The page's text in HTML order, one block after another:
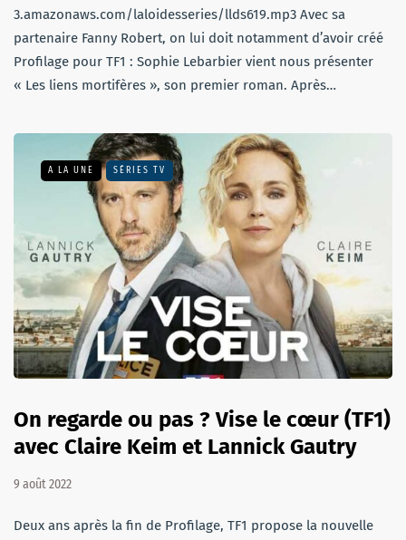
3.amazonaws.com/laloidesseries/llds619.mp3 Avec sa
partenaire Fanny Robert, on lui doit notamment d’avoir créé
Profilage pour TF1 : Sophie Lebarbier vient nous présenter
« Les liens mortifères », son premier roman. Après…
A LA UNE SÉRIES TV
On regarde ou pas ? Vise le cœur (TF1)
avec Claire Keim et Lannick Gautry
9 août 2022
Deux ans après la fin de Profilage, TF1 propose la nouvelle